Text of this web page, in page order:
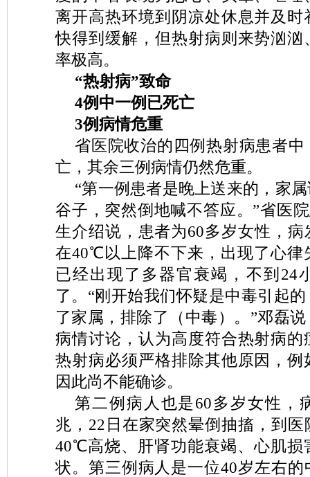
离开高热环境到阴凉处休息并及时
快得到缓解，但热射病则来势汹汹
率极高。
“热射病”致命
4例中一例已死亡
3例病情危重
省医院收治的四例热射病患者
亡，其余三例病情仍然危重。
“第一例患者是晚上送来的，家
谷子，突然倒地喊不答应。”省医
生介绍说，患者为60多岁女性，
在40℃以上降不下来，出现了心律
已经出现了多器官衰竭，不到24
了。“刚开始我们怀疑是中毒引起
了家属，排除了（中毒）。”邓磊
病情讨论，认为高度符合热射病的
热射病必须严格排除其他原因，例
因此尚不能确诊。
第二例病人也是60多岁女性，
兆，22日在家突然晕倒抽搐，到
40℃高烧、肝肾功能衰竭、心肌损
状。第三例病人是一位40岁左右